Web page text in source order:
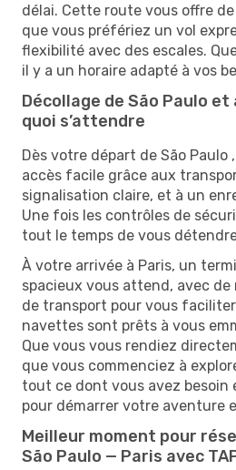
délai. Cette route vous offre
que vous préfériez un vol
flexibilité avec des escales.
il y a un horaire adapté à vos
Décollage de São Paulo
quoi s’attendre
Dès votre départ de São Paulo
accès facile grâce aux
signalisation claire, et à un
Une fois les contrôles de
tout le temps de vous
À votre arrivée à Paris, un
spacieux vous attend, avec de
de transport pour vous
navettes sont prêts à vous
Que vous vous rendiez
que vous commenciez à
tout ce dont vous avez besoin
pour démarrer votre aventure
Meilleur moment pour
São Paulo — Paris avec